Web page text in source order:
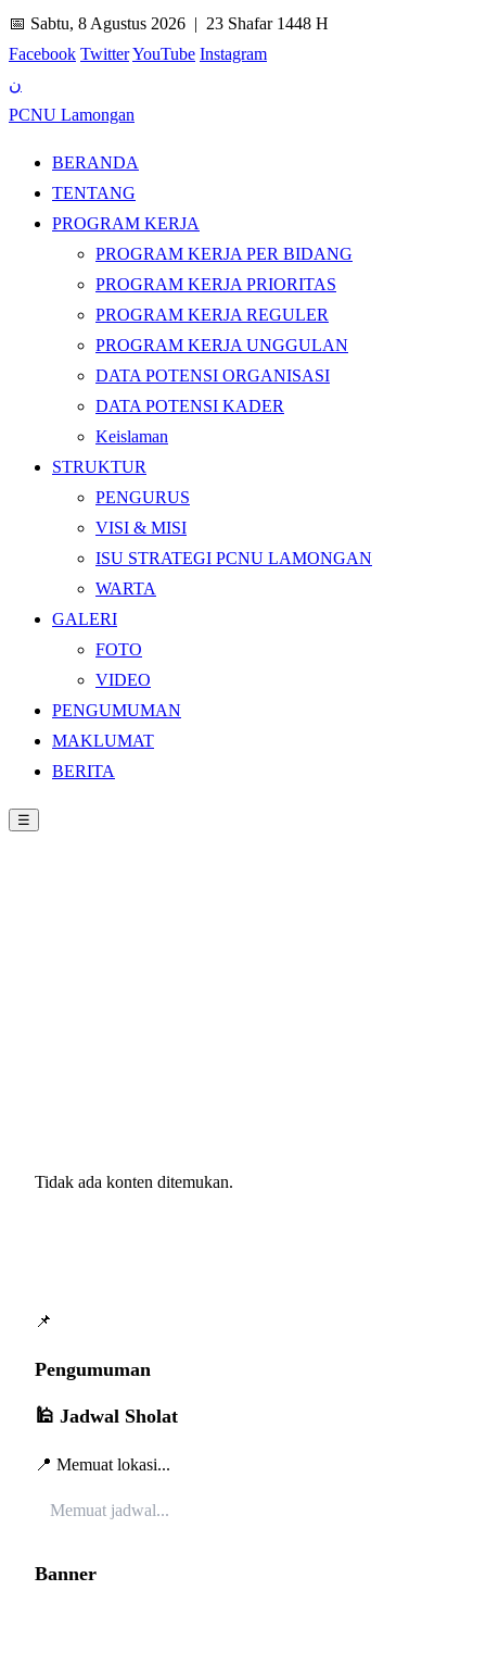
📅 Sabtu, 8 Agustus 2026 | 23 Shafar 1448 H
Facebook TwitterYouTube Instagram
ن
PCNU Lamongan
BERANDA
TENTANG
PROGRAM KERJA
PROGRAM KERJA PER BIDANG
PROGRAM KERJA PRIORITAS
PROGRAM KERJA REGULER
PROGRAM KERJA UNGGULAN
DATA POTENSI ORGANISASI
DATA POTENSI KADER
Keislaman
STRUKTUR
PENGURUS
VISI & MISI
ISU STRATEGI PCNU LAMONGAN
WARTA
GALERI
FOTO
VIDEO
PENGUMUMAN
MAKLUMAT
BERITA
☰
Tidak ada konten ditemukan.
📌
Pengumuman
🕌 Jadwal Sholat
📍 Memuat lokasi...
Memuat jadwal...
Banner